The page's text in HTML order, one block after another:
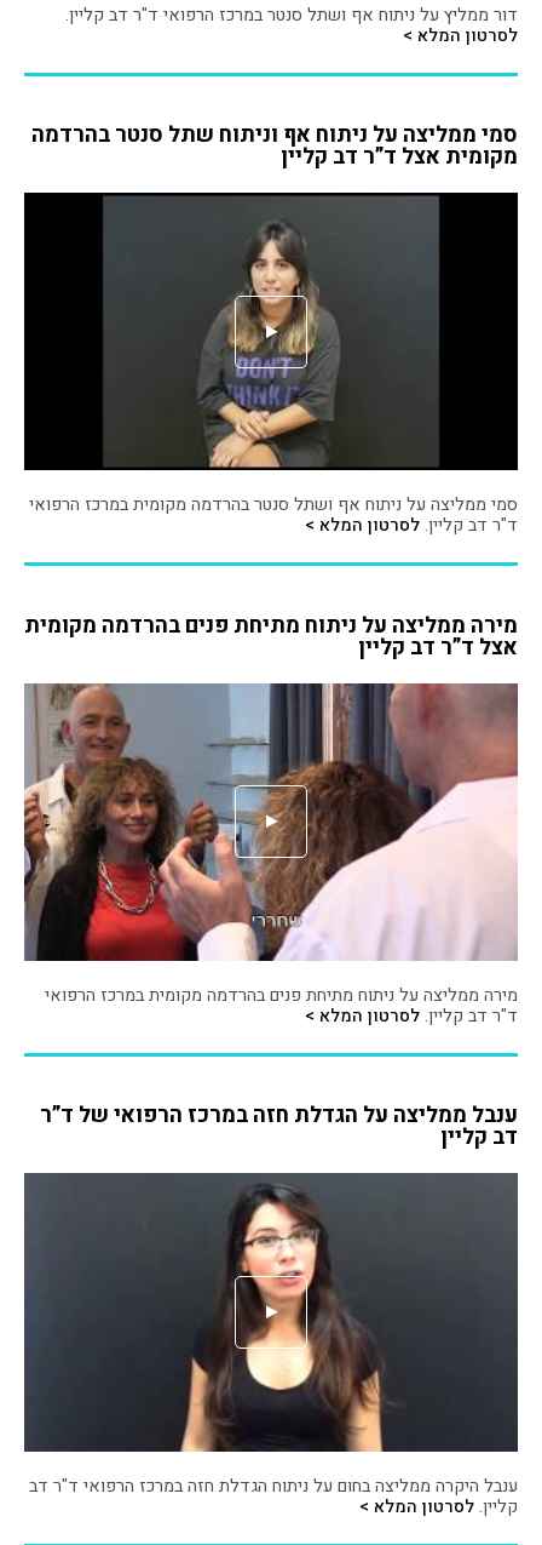
דור ממליץ על ניתוח אף ושתל סנטר במרכז הרפואי ד"ר דב קליין.
לסרטון המלא >
סמי ממליצה על ניתוח אף וניתוח שתל סנטר בהרדמה
מקומית אצל ד”ר דב קליין
סמי ממליצה על ניתוח אף ושתל סנטר בהרדמה מקומית במרכז הרפואי
ד"ר דב קליין.לסרטון המלא >
מירה ממליצה על ניתוח מתיחת פנים בהרדמה מקומית
אצל ד”ר דב קליין
מירה ממליצה על ניתוח מתיחת פנים בהרדמה מקומית במרכז הרפואי
ד"ר דב קליין.לסרטון המלא >
ענבל ממליצה על הגדלת חזה במרכז הרפואי של ד”ר
דב קליין
ענבל היקרה ממליצה בחום על ניתוח הגדלת חזה במרכז הרפואי ד"ר דב
קליין.לסרטון המלא >